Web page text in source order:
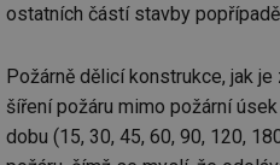
ostatních částí stavby
Požárně dělicí konstrukce, jak
šíření požáru mimo požární
dobu (15, 30, 45, 60, 90, 120,